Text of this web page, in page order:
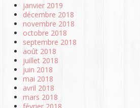
janvier 2019
décembre 2018
novembre 2018
octobre 2018
septembre 2018
août 2018
juillet 2018
juin 2018
mai 2018
avril 2018
mars 2018